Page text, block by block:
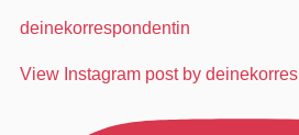
deinekorrespondentin
View Instagram post by